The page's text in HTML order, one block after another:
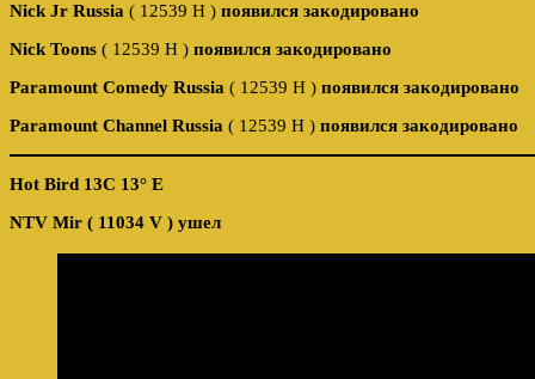
Nick Jr Russia ( 12539 Н ) появился закодировано
Nick Toons ( 12539 Н ) появился закодировано
Paramount Comedy Russia ( 12539 Н ) появился закодировано
Paramount Channel Russia ( 12539 Н ) появился закодировано
Hot Bird 13C 13° E
NTV Mir ( 11034 V ) ушел